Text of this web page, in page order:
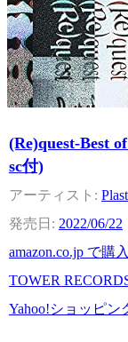
(Re)quest-Best
sc付)
2022/06/22
amazon.co.jp で購入
TOWER
Yahoo!ショッピン